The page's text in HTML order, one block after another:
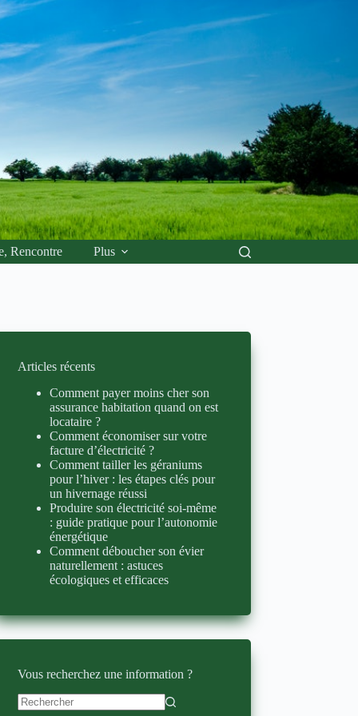
Rencontre Plus
Articles récents
Comment payer moins cher son
assurance habitation quand on est
locataire ?
Comment économiser sur votre
facture d’électricité ?
Comment tailler les géraniums
pour l’hiver : les étapes clés pour
un hivernage réussi
Produire son électricité soi-même
: guide pratique pour l’autonomie
énergétique
Comment déboucher son évier
naturellement : astuces
écologiques et efficaces
Vous recherchez une information ?